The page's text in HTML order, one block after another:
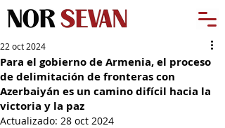
Para el gobierno de Armenia, el proceso
de delimitación de fronteras con
Azerbaiyán es un camino difícil hacia la
victoria y la paz
22 oct 2024
Actualizado: 28 oct 2024